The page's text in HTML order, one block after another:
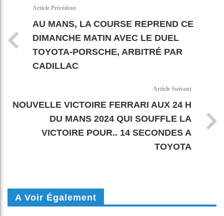
Article Précédent
AU MANS, LA COURSE REPREND CE
DIMANCHE MATIN AVEC LE DUEL
TOYOTA-PORSCHE, ARBITRÉ PAR
CADILLAC
Article Suivant
NOUVELLE VICTOIRE FERRARI AUX 24 H
DU MANS 2024 QUI SOUFFLE LA
VICTOIRE POUR.. 14 SECONDES A
TOYOTA
A Voir Également